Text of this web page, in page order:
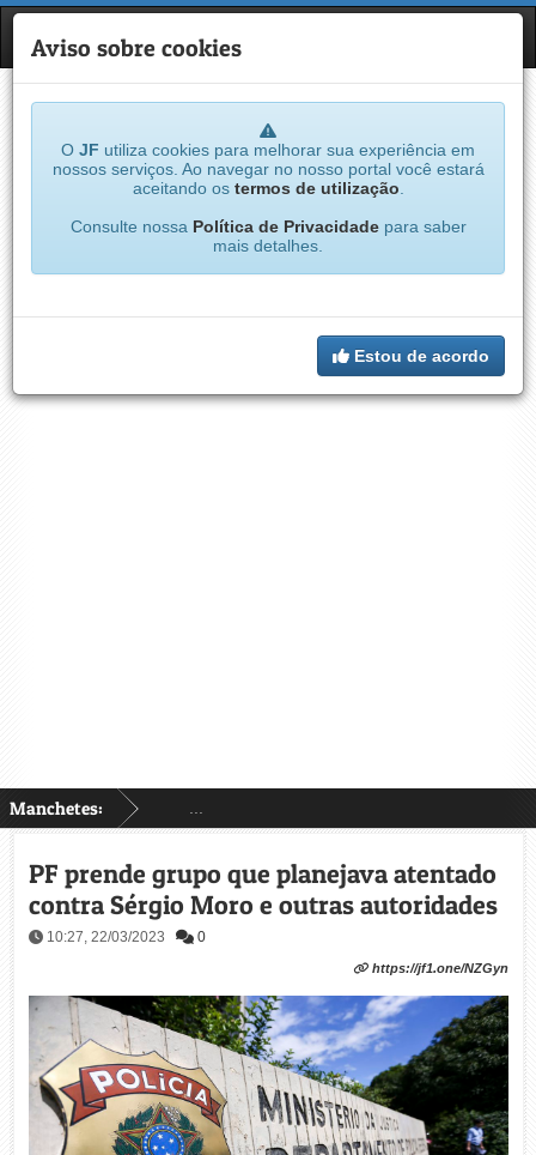
JF
Manchetes:
Aviso sobre cookies
O JF utiliza cookies para melhorar sua experiência em
nossos serviços. Ao navegar no nosso portal você estará
aceitando os termos de utilização
Consulte nossa Política de Privacidadepara saber
mais detalhes.
Estou de acordo
PF prende grupo que planejava atentado
contra Sérgio Moro e outras autoridades
10:27, 22/03/2023 0
https://jf1.one/NZGyn